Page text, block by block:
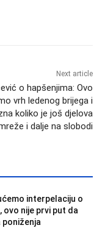
Next article
o hapšenjima: Ovo
vrh ledenog brijega i
koliko je još djelova
i dalje na slobodi
interpelaciju o
ovo nije prvi put da